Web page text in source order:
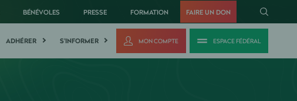
BÉNÉVOLES PRESSE FORMATION FAIRE UN DON
ADHÉRER S'INFORMER MON COMPTE ESPACE FÉDÉRAL